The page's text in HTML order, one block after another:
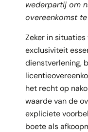
wederpartij om
overeenkomst
Zeker in
exclusiviteit
dienstverlening,
het recht op
waarde van de
expliciete
boete als